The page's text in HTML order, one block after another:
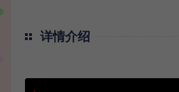
详情介绍